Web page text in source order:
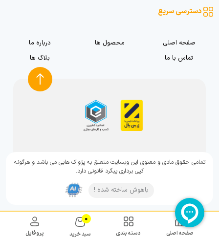
صفحه اصلی دسته بندی
0
سبد خرید پروفایل
دسترسی سریع
صفحه اصلی محصول ها
درباره ما
تماس با ما
بلاگ ها
تمامی حقوق مادی و معنوی این وبسایت متعلق به پژواک هابی می باشد و هرگونه
کپی برداری پیگرد قانونی دارد.
باهوش ساخته شده !